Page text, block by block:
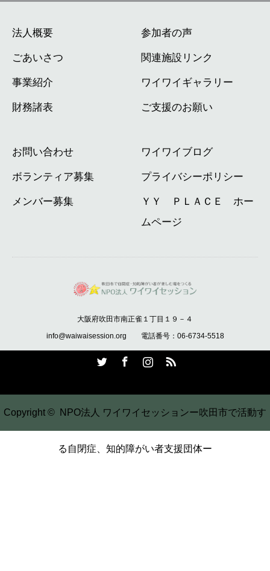
法人概要
ごあいさつ
事業紹介
財務諸表
参加者の声
関連施設リンク
ワイワイギャラリー
ご支援のお願い
お問い合わせ
ボランティア募集
メンバー募集
ワイワイブログ
プライバシーポリシー
ＹＹ ＰＬＡＣＥ ホー
ムページ
大阪府吹田市南正雀１丁目１９－４
info@waiwaisession.org 電話番号：06-6734-5518
Copyright © NPO法人 ワイワイセッションー吹田市で活動す
る自閉症、知的障がい者支援団体ー